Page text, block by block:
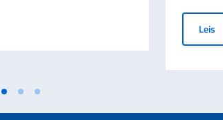
para a Licenciatura em Língua e Cultura italianas
Leis